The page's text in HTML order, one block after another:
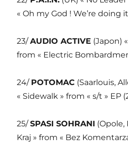
« Oh my God ! We’re doing it
23/AUDIO ACTIVE (Japon)
from « Electric
24/ POTOMAC (Saarlouis,
« Sidewalk » from « s/t » EP
25/SPASI SOHRANI (Opole,
Kraj » from « Bez